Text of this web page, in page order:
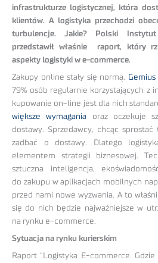
infrastrukturze logistycznej, która
klientów. A logistyka przechodzi
turbulencje. Jakie? Polski Instytut
przedstawił właśnie raport, który
aspekty logistyki w e-commerce.
Zakupy online stały się normą.
79% osób regularnie korzystających z
kupowanie on-line jest dla nich
większe wymagania oraz oczekuje
dostawy. Sprzedawcy, chcąc sprostać
zadbać o dostawy. Dlatego
elementem strategii biznesowej.
sztuczna inteligencja,
do zakupu w aplikacjach mobilnych
przed nami nowe wyzwania. A to
się do nich będzie najważniejsze w
na rynku e-commerce.
Sytuacja na rynku kurierskim
Raport “Logistyka E-commerce.